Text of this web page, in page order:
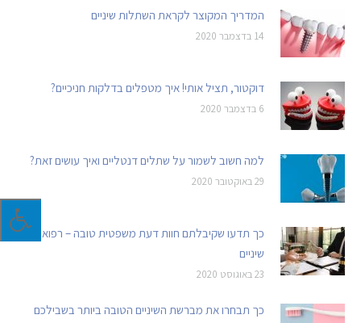
המדריך המקוצר לקראת השתלות שיניים
14 בדצמבר 2020
דוקטור, תציל אותי! איך מטפלים בדלקות חניכיים?
6 בדצמבר 2020
למה חשוב לשמור על שתלים דנטליים ואיך עושים זאת?
29 באוקטובר 2020
כך תדעו שקיבלתם חוות דעת משפטית טובה – רפואת
שיניים
23 באוגוסט 2020
כך תבחרו את מברשת השיניים הטובה ביותר בשבילכם